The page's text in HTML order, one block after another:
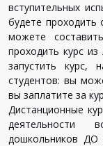
вступительных
будете
можете
проходить курс
запустить курс,
студентов: вы
вы заплатите за
Дистанционные
деятельности
дошкольников ДО